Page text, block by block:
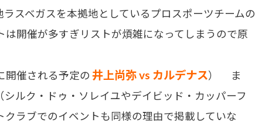
スベガスを本拠地としているプロスポーツチームの
開催が多すぎリストが煩雑になってしまうので原
開催される予定の 井上尚弥 vs カルデナス） ま
ルク・ドゥ・ソレイユやデイビッド・カッパーフ
ラブでのイベントも同様の理由で掲載していな